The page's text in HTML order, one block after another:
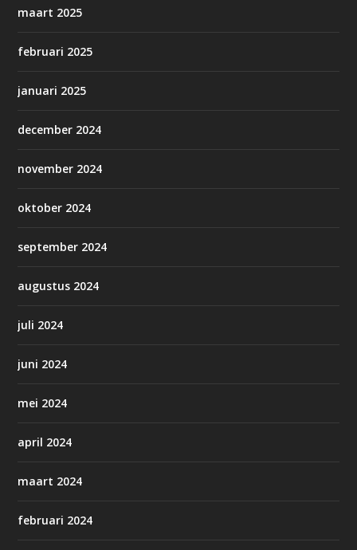
maart 2025
februari 2025
januari 2025
december 2024
november 2024
oktober 2024
september 2024
augustus 2024
juli 2024
juni 2024
mei 2024
april 2024
maart 2024
februari 2024